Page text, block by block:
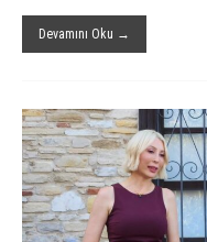
Devamını Oku →